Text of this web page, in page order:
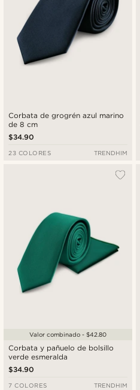
Corbata de grogrén azul marino
de 8 cm
$34.90
23 COLORES TRENDHIM
Corbata y pañuelo de bolsillo
verde esmeralda
$34.90
Valor combinado - $42.80
7 COLORES TRENDHIM